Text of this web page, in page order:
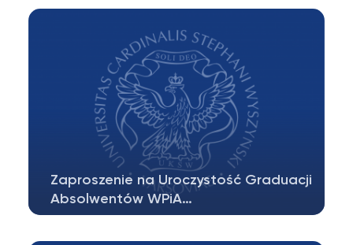
29 lipca br Dziekanat będzie NIECZYNNY…
Zaproszenie na Uroczystość Graduacji
Absolwentów WPiA…
zaszczyt zaprosić wszystkich tegorocznych…